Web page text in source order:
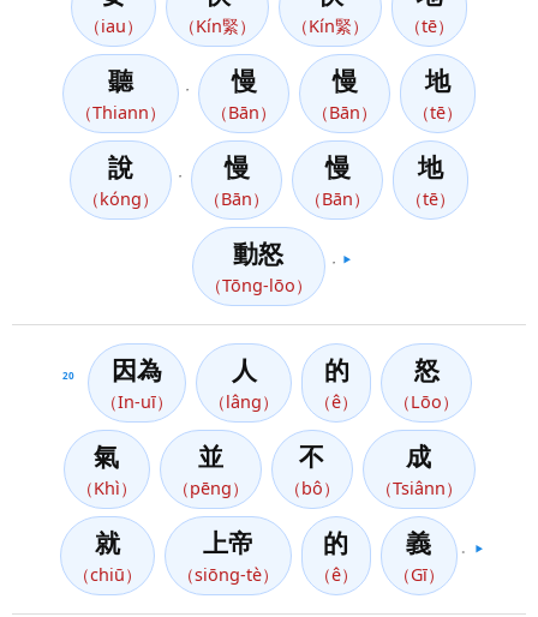
（iau） （Kín緊） （Kín緊） （tē）
聽
（Thiann）
慢
（Bān）
慢
（Bān）
地
（tē）
說
（kóng）
慢
（Bān）
慢
（Bān）
地
（tē）
動怒
（Tōng-lōo）
▶️
20 因為
（In-uī）
人
（lâng）
的
（ê）
怒
（Lōo）
氣
（Khì）
並
（pēng）
不
（bô）
成
（Tsiânn）
就
（chiū）
上帝
（siōng-tè）
的
（ê）
義
（Gī）
▶️